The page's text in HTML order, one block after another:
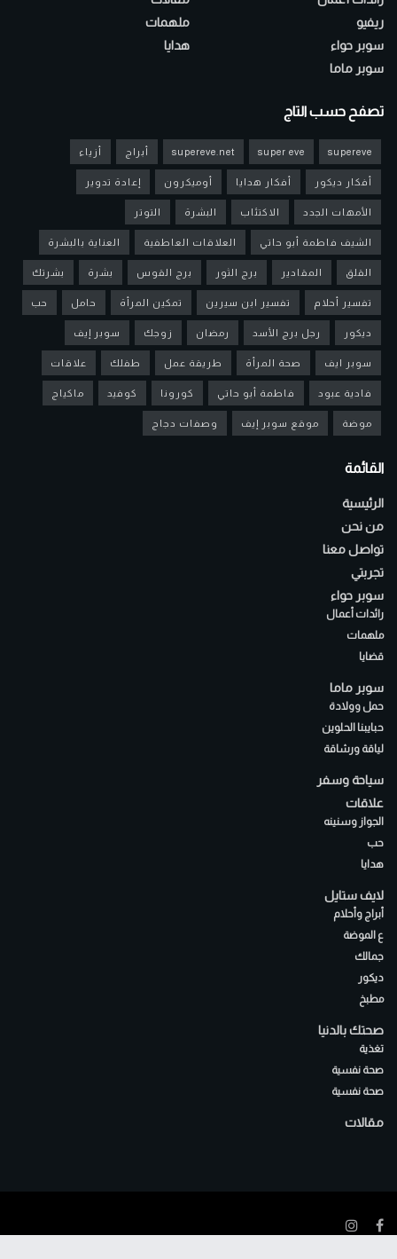
ريفيو
سوبر حواء
سوبر ماما
ملهمات
هدايا
تصفح حسب التاج
supereve
super eve
supereve.net أبراج أزياء
أفكار ديكور أفكار هدايا أوميكرون إعادة تدوير
الأمهات الجدد الاكتئاب البشرة التوتر
الشيف فاطمة أبو حاتي العلاقات العاطفية العناية بالبشرة
القلق المقادير برج الثور برج القوس بشرة بشرتك
تفسير أحلام تفسير ابن سيرين تمكين المرأة حامل حب
ديكور رجل برج الأسد رمضان زوجك سوبر إيف
سوبر ايف صحة المرأة طريقة عمل طفلك علاقات
فادية عبود فاطمة أبو حاتي كورونا كوفيد ماكياج
موضة موقع سوبر إيف وصفات دجاج
القائمة
الرئيسية
من نحن
تواصل معنا
تجربتي
سوبر حواء
رائدات أعمال
ملهمات
قضايا
سوبر ماما
حمل وولادة
حبايبنا الحلوين
لياقة ورشاقة
سياحة وسفر
علاقات
الجواز وسنينه
حب
هدايا
لايف ستايل
أبراج وأحلام
ع الموضة
جمالك
ديكور
مطبخ
صحتك بالدنيا
تغذية
صحة نفسية
صحة نفسية
مقالات